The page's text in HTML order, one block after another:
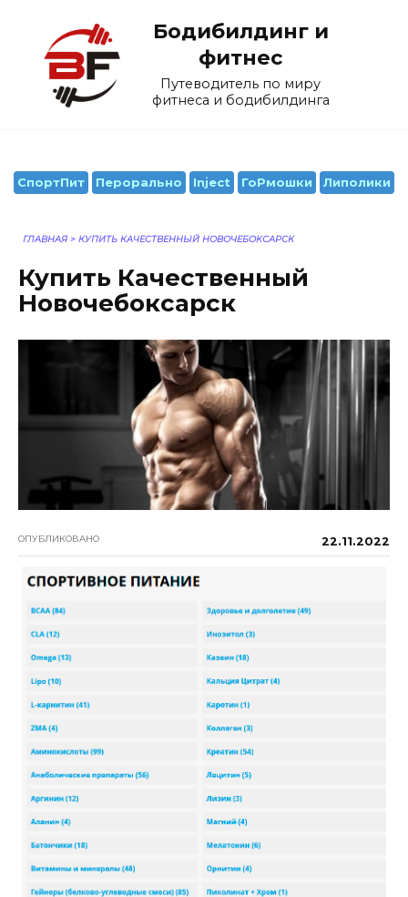
содержанию
Бодибилдинг и
фитнес
Путеводитель по миру
фитнеса и бодибилдинга
СпортПит Перорально Inject ГоРмошки Липолики
ГЛАВНАЯ > КУПИТЬ КАЧЕСТВЕННЫЙ НОВОЧЕБОКСАРСК
Купить Качественный
Новочебоксарск
ОПУБЛИКОВАНО 22.11.2022